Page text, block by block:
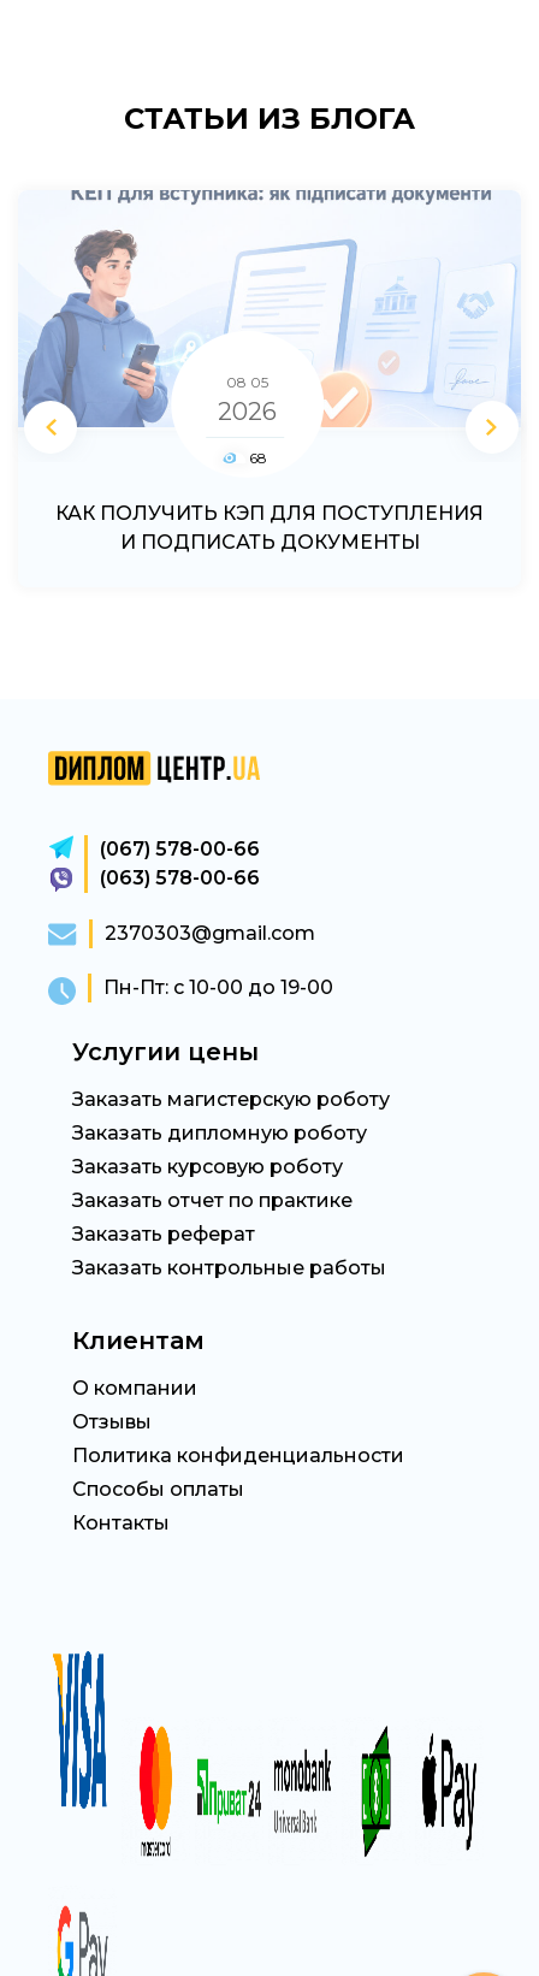
СТАТЬИ ИЗ БЛОГА
08 05
2026
68
КАК ПОЛУЧИТЬ КЭП ДЛЯ ПОСТУПЛЕНИЯ
И ПОДПИСАТЬ ДОКУМЕНТЫ
2026
КАК ПОДАТЬ ДОКУМЕНТЫ ОНЛАЙН В
УНИВЕРСИТЕТ ПОСЛЕ РЕКОМЕНДАЦИИ
08 04
2026
46
КАКИЕ ДОКУМЕНТЫ НУЖНО ПОДАТЬ
ПОСЛЕ РЕКОМЕНДАЦИИ К ЗАЧИСЛЕНИЮ
(067) 578-00-66
(063) 578-00-66
2370303@gmail.com
Пн-Пт: с 10-00 до 19-00
Услугии цены
Заказать магистерскую роботу
Заказать дипломную роботу
Заказать курсовую роботу
Заказать отчет по практике
Заказать реферат
Заказать контрольные работы
Клиентам
О компании
Отзывы
Политика конфиденциальности
Способы оплаты
Контакты